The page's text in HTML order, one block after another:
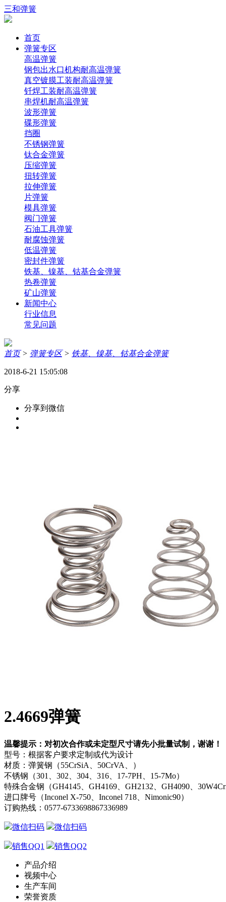
三和弹簧
首页
弹簧专区
高温弹簧
钢包出水口机构耐高温弹簧
真空镀膜工装耐高温弹簧
钎焊工装耐高温弹簧
串焊机耐高温弹簧
波形弹簧
碟形弹簧
挡圈
不锈钢弹簧
钛合金弹簧
压缩弹簧
扭转弹簧
拉伸弹簧
片弹簧
模具弹簧
阀门弹簧
石油工具弹簧
耐腐蚀弹簧
低温弹簧
密封件弹簧
铁基、镍基、钴基合金弹簧
热卷弹簧
矿山弹簧
新闻中心
行业信息
常见问题
首页 > 弹簧专区 > 铁基、镍基、钴基合金弹簧
2018-6-21 15:05:08
分享
分享到微信
2.4669弹簧
温馨提示：对初次合作或未定型尺寸请先小批量试制，谢谢！
型号：根据客户要求定制或代为设计
材质：弹簧钢（55CrSiA、50CrVA、）
不锈钢（301、302、304、316、17-7PH、15-7Mo）
特殊合金钢（GH4145、GH4169、GH2132、GH4090、
进口牌号（Inconel X-750、Inconel 718、Nimonic90）
订购热线： 0577-6733698867336989
微信扫码 微信扫码
销售QQ1 销售QQ2
产品介绍
视频中心
生产车间
荣誉资质